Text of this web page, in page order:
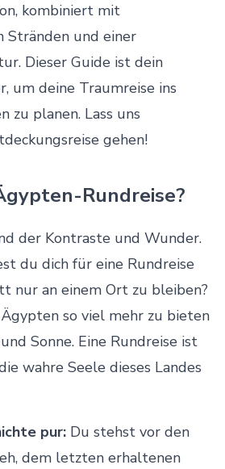
kombiniert mit
Stränden und einer
Dieser Guide ist dein
um deine Traumreise ins
zu planen. Lass uns
gehen!
Rundreise?
der Kontraste und Wunder.
du dich für eine Rundreise
nur an einem Ort zu bleiben?
so viel mehr zu bieten
Sonne. Eine Rundreise ist
wahre Seele dieses Landes
pur: Du stehst vor den
dem letzten erhaltenen